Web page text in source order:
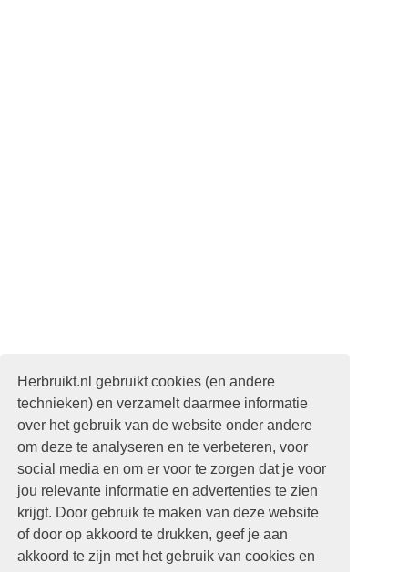
Herbruikt.nl gebruikt cookies (en andere
technieken) en verzamelt daarmee informatie
over het gebruik van de website onder andere
om deze te analyseren en te verbeteren, voor
social media en om er voor te zorgen dat je voor
jou relevante informatie en advertenties te zien
krijgt. Door gebruik te maken van deze website
of door op akkoord te drukken, geef je aan
akkoord te zijn met het gebruik van cookies en